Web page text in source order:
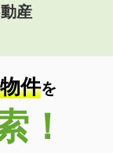
産
物件を
！